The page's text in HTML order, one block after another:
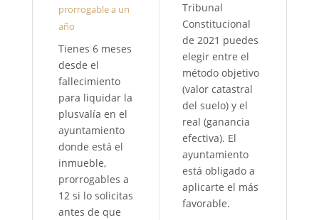
prorrogable a un
año
Tienes 6 meses
desde el
fallecimiento
para liquidar la
plusvalía en el
ayuntamiento
donde está el
inmueble,
prorrogables a
12 si lo solicitas
antes de que
Tribunal
Constitucional
de 2021 puedes
elegir entre el
método objetivo
(valor catastral
del suelo) y el
real (ganancia
efectiva). El
ayuntamiento
está obligado a
aplicarte el más
favorable.